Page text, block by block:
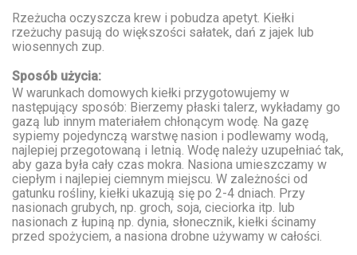
Rzeżucha oczyszcza krew i pobudza apetyt. Kiełki
rzeżuchy pasują do większości sałatek, dań z jajek lub
wiosennych zup.
Sposób użycia:
W warunkach domowych kiełki przygotowujemy w
następujący sposób: Bierzemy płaski talerz, wykładamy go
gazą lub innym materiałem chłonącym wodę. Na gazę
sypiemy pojedynczą warstwę nasion i podlewamy wodą,
najlepiej przegotowaną i letnią. Wodę należy uzupełniać tak,
aby gaza była cały czas mokra. Nasiona umieszczamy w
ciepłym i najlepiej ciemnym miejscu. W zależności od
gatunku rośliny, kiełki ukazują się po 2-4 dniach. Przy
nasionach grubych, np. groch, soja, cieciorka itp. lub
nasionach z łupiną np. dynia, słonecznik, kiełki ścinamy
przed spożyciem, a nasiona drobne używamy w całości.